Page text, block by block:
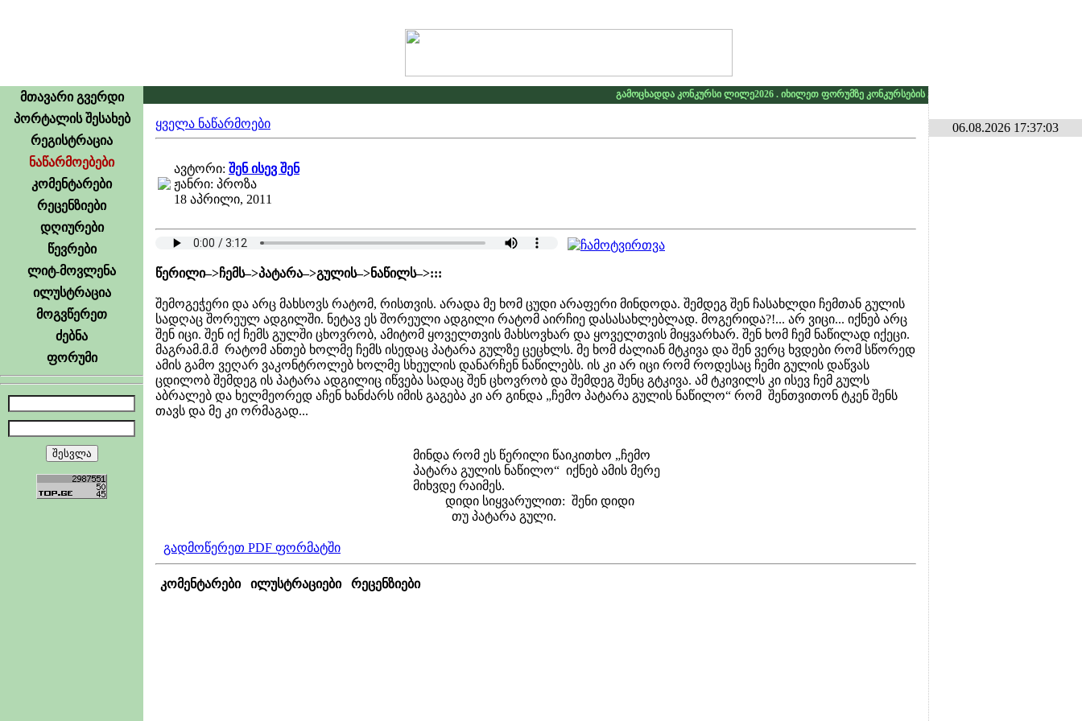
მთავარი გვერდი
პორტალის შესახებ
რეგისტრაცია
ნაწარმოებები
კომენტარები
რეცენზიები
დღიურები
წევრები
ლიტ-მოვლენა
ილუსტრაცია
მოგვწერეთ
ძებნა
ფორუმი
გამოცხადდა კონკურსი ლილე2026 . იხილეთ ფორუმზე კონკურსების განყოფილებაში
ყველა ნაწარმოები
ავტორი: შენ ისევ შენ
ჟანრი: პროზა
18 აპრილი, 2011
წერილი–>ჩემს–>პატარა–>გულის–>ნაწილს–>:::
შემოგეჭერი და არც მახსოვს რატომ, რისთვის. არადა მე ხომ ცუდი არაფერი მინდოდა. შემდეგ შენ ჩასახლდი ჩემთან გულის
სადღაც შორეულ ადგილში. ნეტავ ეს შორეული ადგილი რატომ აირჩიე დასასახლებლად. მოგერიდა?!... არ ვიცი... იქნებ არც
შენ იცი. შენ იქ ჩემს გულში ცხოვრობ, ამიტომ ყოველთვის მახსოვხარ და ყოველთვის მიყვარხარ. შენ ხომ ჩემ ნაწილად იქეცი.
მაგრამ.მ.მ რატომ ანთებ ხოლმე ჩემს ისედაც პატარა გულზე ცეცხლს. მე ხომ ძალიან მტკივა და შენ ვერც ხვდები რომ სწორედ
ამის გამო ვეღარ ვაკონტროლებ ხოლმე სხეულის დანარჩენ ნაწილებს. ის კი არ იცი რომ როდესაც ჩემი გულის დაწვას
ცდილობ შემდეგ ის პატარა ადგილიც იწვება სადაც შენ ცხოვრობ და შემდეგ შენც გტკივა. ამ ტკივილს კი ისევ ჩემ გულს
აბრალებ და ხელმეორედ აჩენ ხანძარს იმის გაგება კი არ გინდა „ჩემო პატარა გულის ნაწილო“ რომ შენთვითონ ტკენ შენს
თავს და მე კი ორმაგად...
მინდა რომ ეს წერილი წაიკითხო „ჩემო
პატარა გულის ნაწილო“ იქნებ ამის მერე
მიხვდე რაიმეს.
დიდი სიყვარულით: შენი დიდი
თუ პატარა გული.
გადმოწერეთ PDF ფორმატში
კომენტარები ილუსტრაციები რეცენზიები
06.08.2026 17:37:03